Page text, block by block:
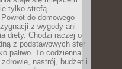
tylko strefą
do domowego
z wygody ani
diety. Chodzi raczej o
z podstawowych sfer
paliwo. To codzienna
nastrój, budżet i